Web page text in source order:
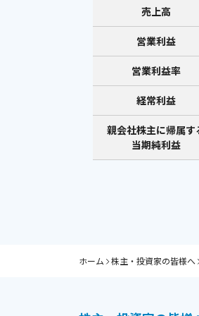
売上高
営業利益
営業利益率
経常利益
親会社株主に帰属す
当期純利益
ホーム 株主・投資家の皆様へ